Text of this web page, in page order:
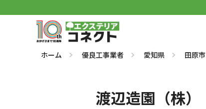
ホーム 優良工事業者 愛知県 田原市
渡辺造園（株）